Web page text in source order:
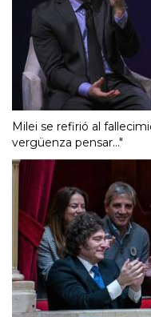
Milei se refirió al
vergüenza pensar..."